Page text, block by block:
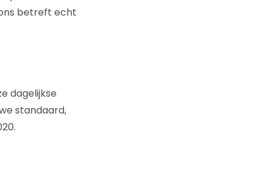
betreft echt
dagelijkse
standaard,